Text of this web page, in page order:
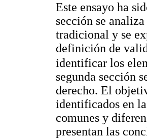
Este ensayo ha
sección se
tradicional y se
definición de
identificar los
segunda sección
derecho. El
identificados en
comunes y
presentan las